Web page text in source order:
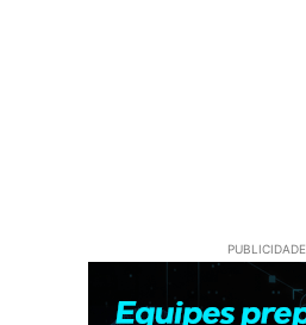
PUBLICIDADE